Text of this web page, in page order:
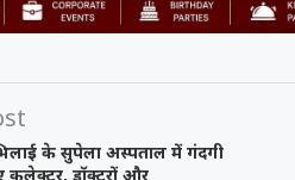
के सुपेला अस्पताल में गंदगी
कलेक्टर, डॉक्टरों और